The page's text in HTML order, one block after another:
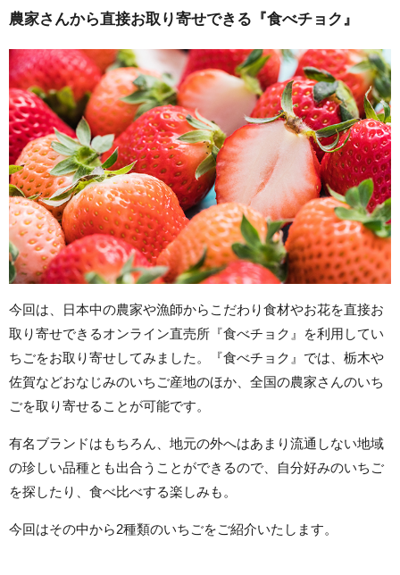
農家さんから直接お取り寄せできる『食べチョク』
今回は、日本中の農家や漁師からこだわり食材やお花を直接お
取り寄せできるオンライン直売所『食べチョク』を利用してい
ちごをお取り寄せしてみました。『食べチョク』では、栃木や
佐賀などおなじみのいちご産地のほか、全国の農家さんのいち
ごを取り寄せることが可能です。
有名ブランドはもちろん、地元の外へはあまり流通しない地域
の珍しい品種とも出合うことができるので、自分好みのいちご
を探したり、食べ比べする楽しみも。
今回はその中から2種類のいちごをご紹介いたします。